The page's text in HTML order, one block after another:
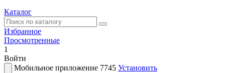
Каталог
Избранное
Просмотренные
1
Войти
Мобильное приложение 7745 Установить